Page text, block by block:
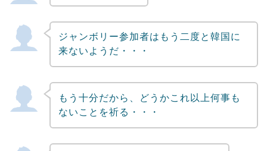
ジャンボリー参加者はもう二度と韓国に
来ないようだ・・・
もう十分だから、どうかこれ以上何事も
ないことを祈る・・・